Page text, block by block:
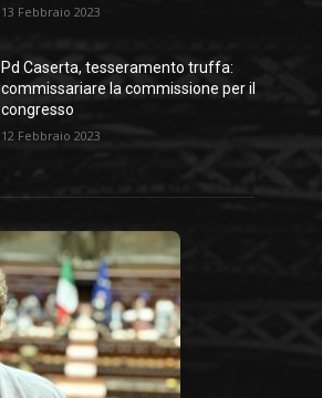
13 Febbraio 2023
Pd Caserta, tesseramento truffa:
commissariare la commissione per il
congresso
12 Febbraio 2023